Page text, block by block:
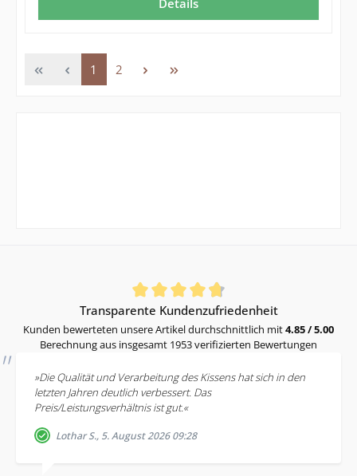
Seite
1 Seite
2
Durchschnittliche Bewertung von 4.85 von 5 Sternen
Transparente Kundenzufriedenheit
Kunden bewerteten unsere Artikel durchschnittlich mit4.85 / 5.00
Berechnung aus insgesamt 1953 verifizierten Bewertungen
»Die Qualität und Verarbeitung des Kissens hat sich in den
letzten Jahren deutlich verbessert. Das
Preis/Leistungsverhältnis ist gut.«
Lothar S., 5. August 2026 09:28